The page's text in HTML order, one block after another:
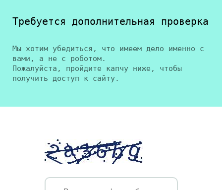
Требуется дополнительная проверка
Мы хотим убедиться, что имеем дело именно с
вами, а не с роботом.
Пожалуйста, пройдите капчу ниже, чтобы
получить доступ к сайту.